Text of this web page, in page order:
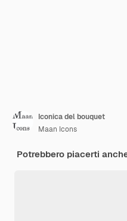
Iconica del bouquet
Maan Icons
Potrebbero piacerti